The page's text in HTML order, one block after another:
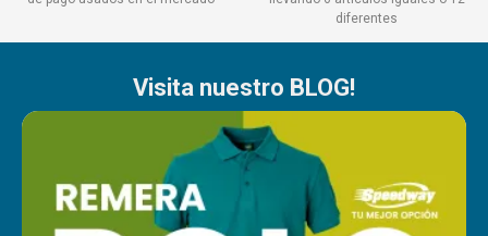
diferentes
Visita nuestro BLOG!